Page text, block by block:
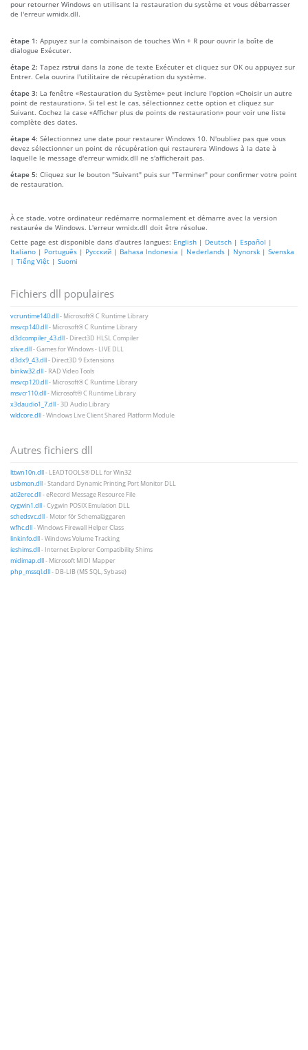
pour retourner Windows en utilisant la restauration du système et vous débarrasser
de l'erreur wmidx.dll.
étape 1: Appuyez sur la combinaison de touches Win + R pour ouvrir la boîte de
dialogue Exécuter.
étape 2: Tapez rstrui dans la zone de texte Exécuter et cliquez sur OK ou appuyez sur
Entrer. Cela ouvrira l'utilitaire de récupération du système.
étape 3: La fenêtre «Restauration du Système» peut inclure l'option «Choisir un autre
point de restauration». Si tel est le cas, sélectionnez cette option et cliquez sur
Suivant. Cochez la case «Afficher plus de points de restauration» pour voir une liste
complète des dates.
étape 4: Sélectionnez une date pour restaurer Windows 10. N'oubliez pas que vous
devez sélectionner un point de récupération qui restaurera Windows à la date à
laquelle le message d'erreur wmidx.dll ne s'afficherait pas.
étape 5: Cliquez sur le bouton "Suivant" puis sur "Terminer" pour confirmer votre point
de restauration.
À ce stade, votre ordinateur redémarre normalement et démarre avec la version
restaurée de Windows. L'erreur wmidx.dll doit être résolue.
Cette page est disponible dans d'autres langues: English | Deutsch | Español |
Italiano | Português | Русский | Bahasa Indonesia | Nederlands | Nynorsk | Svenska
| Tiếng Việt | Suomi
Fichiers dll populaires
vcruntime140.dll- Microsoft® C Runtime Library
msvcp140.dll- Microsoft® C Runtime Library
d3dcompiler_43.dll- Direct3D HLSL Compiler
xlive.dll- Games for Windows - LIVE DLL
d3dx9_43.dll- Direct3D 9 Extensions
binkw32.dll- RAD Video Tools
msvcp120.dll- Microsoft® C Runtime Library
msvcr110.dll- Microsoft® C Runtime Library
x3daudio1_7.dll- 3D Audio Library
wldcore.dll- Windows Live Client Shared Platform Module
Autres fichiers dll
lttwn10n.dll- LEADTOOLS® DLL for Win32
usbmon.dll- Standard Dynamic Printing Port Monitor DLL
ati2erec.dll- eRecord Message Resource File
cygwin1.dll- Cygwin POSIX Emulation DLL
schedsvc.dll- Motor för Schemaläggaren
wfhc.dll- Windows Firewall Helper Class
linkinfo.dll- Windows Volume Tracking
ieshims.dll- Internet Explorer Compatibility Shims
midimap.dll- Microsoft MIDI Mapper
php_mssql.dll- DB-LIB (MS SQL, Sybase)